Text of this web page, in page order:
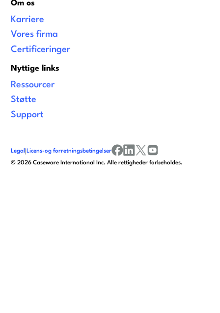
Om os
Karriere
Vores firma
Certificeringer
Nyttige links
Ressourcer
Støtte
Support
©2026 Caseware International Inc. Alle rettigheder forbeholdes.
Legal |Licens-og forretningsbetingelser
facebook
linkedinx/twitter
youtube